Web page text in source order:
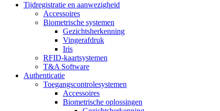
Tijdregistratie en aanwezigheid
Accessoires
Biometrische systemen
Gezichtsherkenning
Vingerafdruk
Iris
RFID-kaartsystemen
T&A Software
Authenticatie
Toegangscontrolesystemen
Accessoires
Biometrische oplossingen